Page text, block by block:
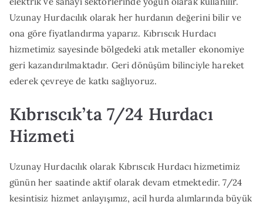
Uzunay Hurdacılık olarak her hurdanın değerini bilir ve
ona göre fiyatlandırma yaparız. Kıbrıscık Hurdacı
hizmetimiz sayesinde bölgedeki atık metaller ekonomiye
geri kazandırılmaktadır. Geri dönüşüm bilinciyle hareket
ederek çevreye de katkı sağlıyoruz.
Kıbrıscık’ta 7/24 Hurdacı
Hizmeti
Uzunay Hurdacılık olarak Kıbrıscık Hurdacı hizmetimiz
günün her saatinde aktif olarak devam etmektedir. 7/24
kesintisiz hizmet anlayışımız, acil hurda alımlarında büyük